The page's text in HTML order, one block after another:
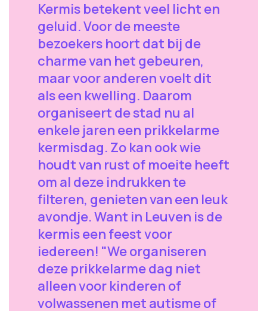
Kermis betekent veel licht en
geluid. Voor de meeste
bezoekers hoort dat bij de
charme van het gebeuren,
maar voor anderen voelt dit
als een kwelling. Daarom
organiseert de stad nu al
enkele jaren een prikkelarme
kermisdag. Zo kan ook wie
houdt van rust of moeite heeft
om al deze indrukken te
filteren, genieten van een leuk
avondje. Want in Leuven is de
kermis een feest voor
iedereen! "We organiseren
deze prikkelarme dag niet
alleen voor kinderen of
volwassenen met autisme of